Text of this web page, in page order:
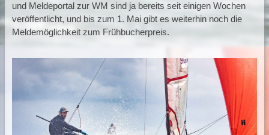
und Meldeportal zur WM sind ja bereits seit einigen Wochen
veröffentlicht, und bis zum 1. Mai gibt es weiterhin noch die
Meldemöglichkeit zum Frühbucherpreis.